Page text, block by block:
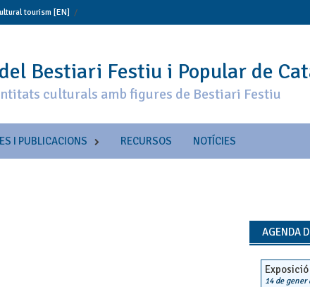
tourism [EN]
Bestiari Festiu i Popular de
culturals amb figures de Bestiari Festiu
I PUBLICACIONS RECURSOS NOTÍCIES
AGENDA
14 de gener